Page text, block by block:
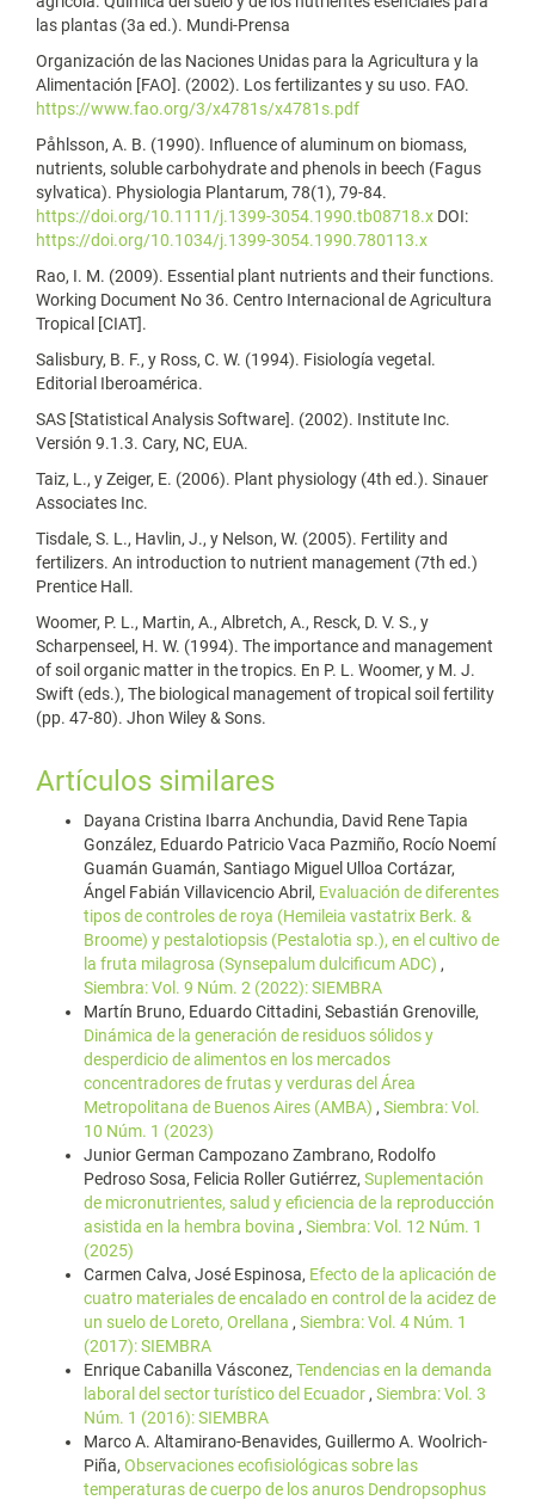
las plantas (3a ed.). Mundi-Prensa
Organización de las Naciones Unidas para la Agricultura y la
Alimentación [FAO]. (2002). Los fertilizantes y su uso. FAO.
https://www.fao.org/3/x4781s/x4781s.pdf
Påhlsson, A. B. (1990). Influence of aluminum on biomass,
nutrients, soluble carbohydrate and phenols in beech (Fagus
sylvatica). Physiologia Plantarum, 78(1), 79-84.
https://doi.org/10.1111/j.1399-3054.1990.tb08718.x DOI:
https://doi.org/10.1034/j.1399-3054.1990.780113.x
Rao, I. M. (2009). Essential plant nutrients and their functions.
Working Document No 36. Centro Internacional de Agricultura
Tropical [CIAT].
Salisbury, B. F., y Ross, C. W. (1994). Fisiología vegetal.
Editorial Iberoamérica.
SAS [Statistical Analysis Software]. (2002). Institute Inc.
Versión 9.1.3. Cary, NC, EUA.
Taiz, L., y Zeiger, E. (2006). Plant physiology (4th ed.). Sinauer
Associates Inc.
Tisdale, S. L., Havlin, J., y Nelson, W. (2005). Fertility and
fertilizers. An introduction to nutrient management (7th ed.)
Prentice Hall.
Woomer, P. L., Martin, A., Albretch, A., Resck, D. V. S., y
Scharpenseel, H. W. (1994). The importance and management
of soil organic matter in the tropics. En P. L. Woomer, y M. J.
Swift (eds.), The biological management of tropical soil fertility
(pp. 47-80). Jhon Wiley & Sons.
Artículos similares
Dayana Cristina Ibarra Anchundia, David Rene Tapia
González, Eduardo Patricio Vaca Pazmiño, Rocío Noemí
Guamán Guamán, Santiago Miguel Ulloa Cortázar,
Ángel Fabián Villavicencio Abril, Evaluación de diferentes
tipos de controles de roya (Hemileia vastatrix Berk. &
Broome) y pestalotiopsis (Pestalotia sp.), en el cultivo de
la fruta milagrosa (Synsepalum dulcificum ADC) ,
Siembra: Vol. 9 Núm. 2 (2022): SIEMBRA
Martín Bruno, Eduardo Cittadini, Sebastián Grenoville,
Dinámica de la generación de residuos sólidos y
desperdicio de alimentos en los mercados
concentradores de frutas y verduras del Área
Metropolitana de Buenos Aires (AMBA) , Siembra: Vol.
10 Núm. 1 (2023)
Junior German Campozano Zambrano, Rodolfo
Pedroso Sosa, Felicia Roller Gutiérrez, Suplementación
de micronutrientes, salud y eficiencia de la reproducción
asistida en la hembra bovina , Siembra: Vol. 12 Núm. 1
(2025)
Carmen Calva, José Espinosa, Efecto de la aplicación de
cuatro materiales de encalado en control de la acidez de
un suelo de Loreto, Orellana , Siembra: Vol. 4 Núm. 1
(2017): SIEMBRA
Enrique Cabanilla Vásconez, Tendencias en la demanda
laboral del sector turístico del Ecuador , Siembra: Vol. 3
Núm. 1 (2016): SIEMBRA
Marco A. Altamirano-Benavides, Guillermo A. Woolrich-
Piña, Observaciones ecofisiológicas sobre las
temperaturas de cuerpo de los anuros Dendropsophus